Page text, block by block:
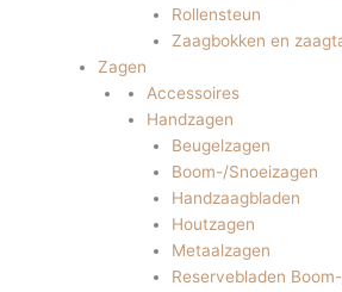
Rollensteun
Zaagbokken en
Zagen
Accessoires
Handzagen
Beugelzagen
Boom-/Snoeizagen
Handzaagbladen
Houtzagen
Metaalzagen
Reservebladen